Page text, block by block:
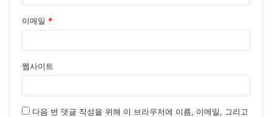
이메일 *
웹사이트
다음 번 댓글 작성을 위해 이 브라우저에 이름, 이메일, 그리고